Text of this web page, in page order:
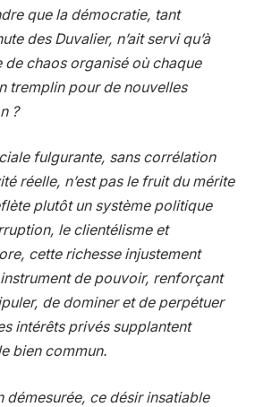
que la démocratie, tant
des Duvalier, n’ait servi qu’à
de chaos organisé où chaque
tremplin pour de nouvelles
?
fulgurante, sans corrélation
réelle, n’est pas le fruit du mérite
plutôt un système politique
le clientélisme et
cette richesse injustement
de pouvoir, renforçant
de dominer et de perpétuer
intérêts privés supplantent
bien commun.
démesurée, ce désir insatiable